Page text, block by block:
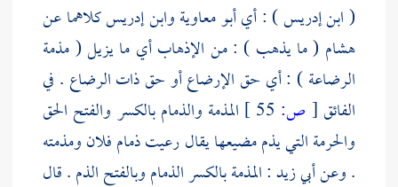
(ابن إدريس) : أي أبو معاويةوابن إدريسكلاهما عن
هشام ( ما يذهب ) : من الإذهاب أي ما يزيل ( مذمة
الرضاعة ) : أي حق الإرضاع أو حق ذات الرضاع . في
الفائق[ ص:
المذمة والذمام بالكسر والفتح الحق
والحرمة التي يذم مضيعها يقال رعيت ذمام فلان ومذمته
. وعنأبي زيد: المذمة بالكسر الذمام وبالفتح الذم . قال